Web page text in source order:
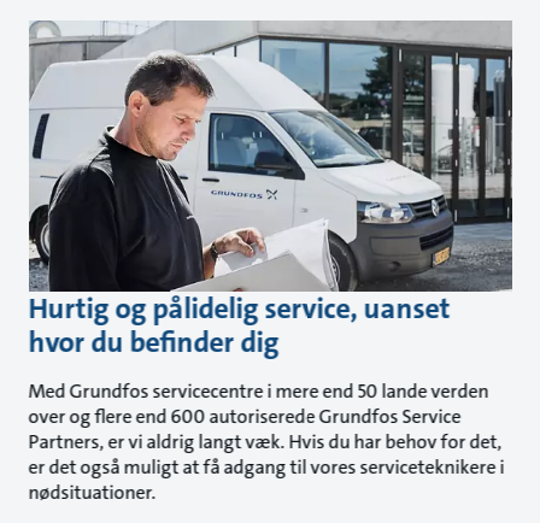
Hurtig og pålidelig service, uanset
hvor du befinder dig
Med Grundfos servicecentre i mere end 50 lande verden
over og flere end 600 autoriserede Grundfos Service
Partners, er vi aldrig langt væk. Hvis du har behov for det,
er det også muligt at få adgang til vores serviceteknikere i
nødsituationer.